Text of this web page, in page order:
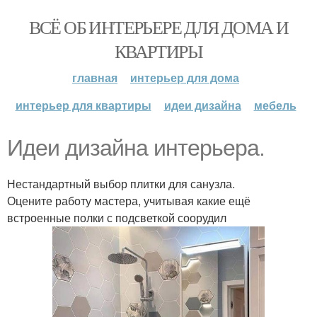
ВСЁ ОБ ИНТЕРЬЕРЕ ДЛЯ ДОМА И
КВАРТИРЫ
главная
интерьер для дома
интерьер для квартиры
идеи дизайна мебель
Идеи дизайна интерьера.
Нестандартный выбор плитки для санузла.
Оцените работу мастера, учитывая какие ещё
встроенные полки с подсветкой соорудил